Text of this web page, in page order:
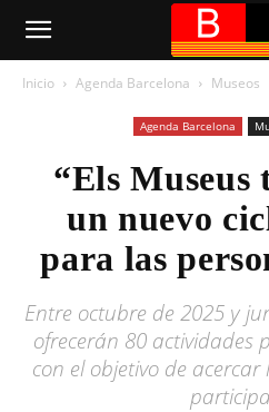
Inicio Agenda Barcelona Museos
Agenda Barcelona
“Els Museus
un nuevo
para las
Entre octubre de 2025 y
ofrecerán 80 actividades
con el objetivo de